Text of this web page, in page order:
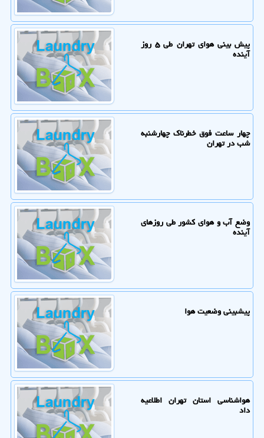
پیش بینی هوای تهران طی ۵ روز
آینده
چهار ساعت فوق خطرناک چهارشنبه
شب در تهران
وضع آب و هوای کشور طی روزهای
آینده
پیشبینی وضعیت هوا
هواشناسی استان تهران اطلاعیه
داد